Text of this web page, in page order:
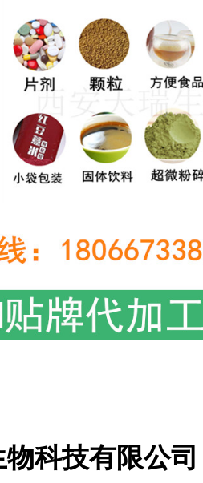
科技有限公司